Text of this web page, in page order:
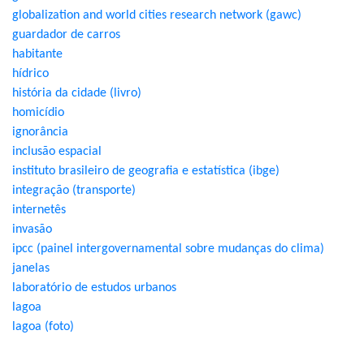
globalization and world cities research network (gawc)
guardador de carros
habitante
hídrico
história da cidade (livro)
homicídio
ignorância
inclusão espacial
instituto brasileiro de geografia e estatística (ibge)
integração (transporte)
internetês
invasão
ipcc (painel intergovernamental sobre mudanças do clima)
janelas
laboratório de estudos urbanos
lagoa
lagoa (foto)